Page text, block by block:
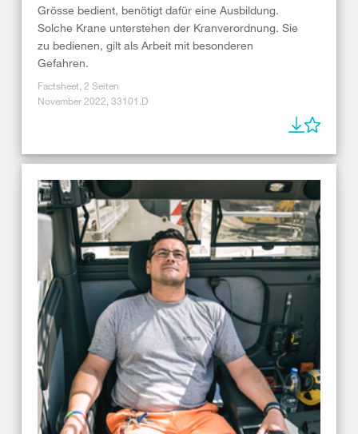
Grösse bedient, benötigt dafür eine Ausbildung.
Solche Krane unterstehen der Kranverordnung. Sie
zu bedienen, gilt als Arbeit mit besonderen
Gefahren.
Factsheet, 2 Seiten
November 2022, 33101.D